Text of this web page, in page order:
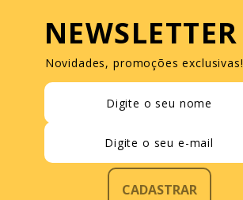
NEWSLETTER
Novidades, promoções exclusivas!
CADASTRAR